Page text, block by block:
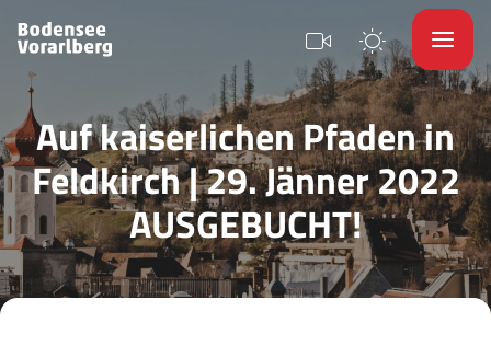
Auf kaiserlichen Pfaden in
Feldkirch | 29. Jänner 2022
AUSGEBUCHT!